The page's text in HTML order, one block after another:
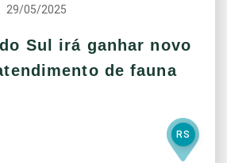
29/05/2025
Sul irá ganhar novo
de fauna
RS